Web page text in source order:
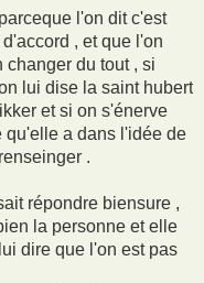
l'on dit c'est
, et que l'on
changer du tout , si
lui dise la saint hubert
et si on s'énerve
qu'elle a dans l'idée de
.
répondre biensure ,
la personne et elle
dire que l'on est pas